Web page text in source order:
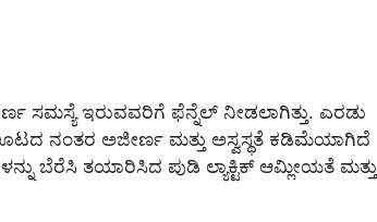
ಸಮಸ್ಯೆ ಇರುವವರಿಗೆ ಫೆನ್ನೆಲ್ ನೀಡಲಾಗಿತ್ತು. ಎರಡು
ನಂತರ ಅಜೀರ್ಣ ಮತ್ತು ಅಸ್ವಸ್ಥತೆ ಕಡಿಮೆಯಾಗಿದೆ
ಬೆರೆಸಿ ತಯಾರಿಸಿದ ಪುಡಿ ಲ್ಯಾಕ್ಟಿಕ್ ಆಮ್ಲೀಯತೆ ಮತ್ತು